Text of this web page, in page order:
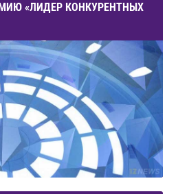
«ЛИДЕР КОНКУРЕНТНЫХ